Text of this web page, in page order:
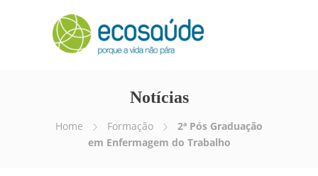
Notícias
Home Formação
2ª Pós Graduação
em Enfermagem do Trabalho